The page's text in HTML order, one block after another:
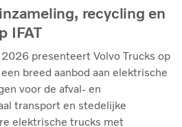
recycling en
IFAT
presenteert Volvo Trucks op
breed aanbod aan elektrische
voor de afval- en
transport en stedelijke
elektrische trucks met